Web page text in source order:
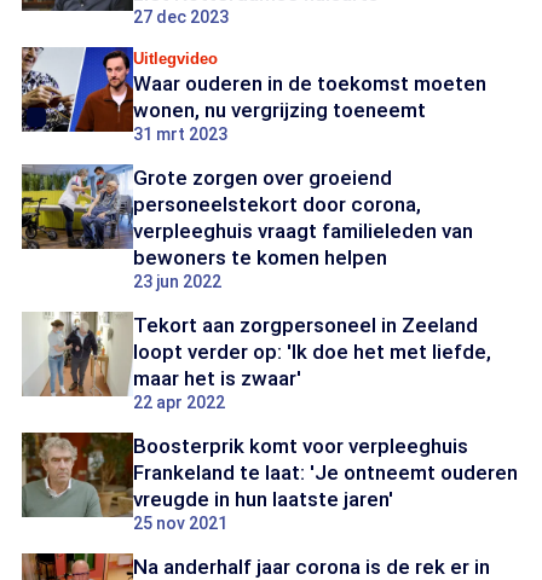
27 dec 2023
Uitlegvideo
Waar ouderen in de toekomst moeten
wonen, nu vergrijzing toeneemt
31 mrt 2023
Grote zorgen over groeiend
personeelstekort door corona,
verpleeghuis vraagt familieleden van
bewoners te komen helpen
23 jun 2022
Tekort aan zorgpersoneel in Zeeland
loopt verder op: 'Ik doe het met liefde,
maar het is zwaar'
22 apr 2022
Boosterprik komt voor verpleeghuis
Frankeland te laat: 'Je ontneemt ouderen
vreugde in hun laatste jaren'
25 nov 2021
Na anderhalf jaar corona is de rek er in